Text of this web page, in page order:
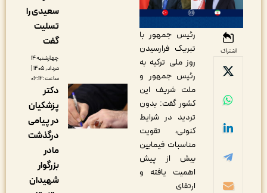
رئیس جمهور با
تبریک فرارسیدن
روز ملی ترکیه به
رئیس جمهور و
ملت شریف این
کشور گفت: بدون
تردید در شرایط
کنونی، تقویت
مناسبات فیمابین
بیش از پیش
اهمیت یافته و
سعیدی را
چهارشنبه ۱۴
مرداد, ۱۴۰۵ |
دکتر
پزشکیان
در پیامی
درگذشت
شهیدان